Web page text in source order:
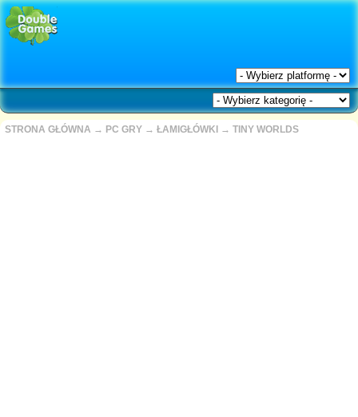
STRONA GŁÓWNA → PC GRY → ŁAMIGŁÓWKI → TINY WORLDS